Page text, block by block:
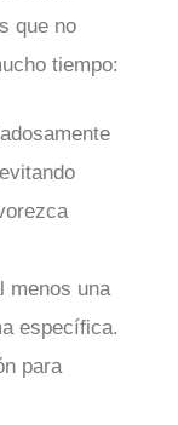
que no
tiempo:
menos una
específica.
para